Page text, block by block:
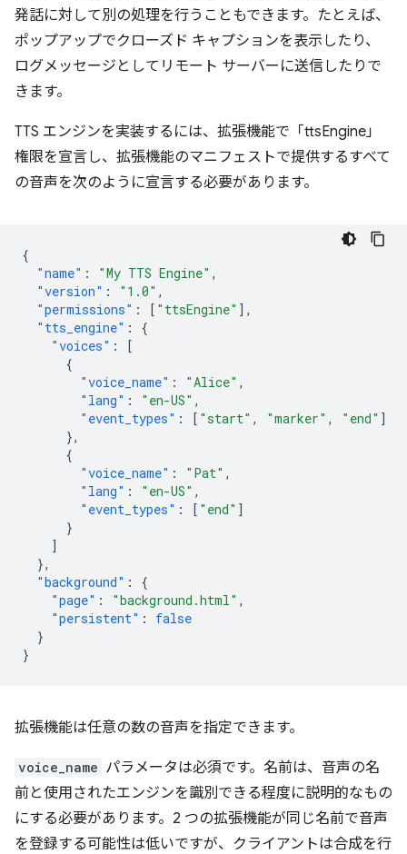
発話に対して別の処理を行うこともできます。たとえば、
ポップアップでクローズド キャプションを表示したり、
ログメッセージとしてリモート サーバーに送信したりで
きます。
TTS エンジンを実装するには、拡張機能で「ttsEngine」
権限を宣言し、拡張機能のマニフェストで提供するすべて
の音声を次のように宣言する必要があります。
{
"name" : "My TTS Engine" ,
"version" : "1.0" ,
"permissions" : [ "ttsEngine" ],
"tts_engine" :
{
"voices" :
[
{
"voice_name" : "Alice" ,
"lang" : "en-US" ,
"event_types" : [ "start" , "marker" , "end" ]
},
{
"voice_name" : "Pat" ,
"lang" : "en-US" ,
"event_types" : [ "end" ]
}
]
},
"background" :
{
"page" : "background.html" ,
"persistent" :
false
}
}
拡張機能は任意の数の音声を指定できます。
voice_name パラメータは必須です。名前は、音声の名
前と使用されたエンジンを識別できる程度に説明的なもの
にする必要があります。2 つの拡張機能が同じ名前で音声
を登録する可能性は低いですが、クライアントは合成を行